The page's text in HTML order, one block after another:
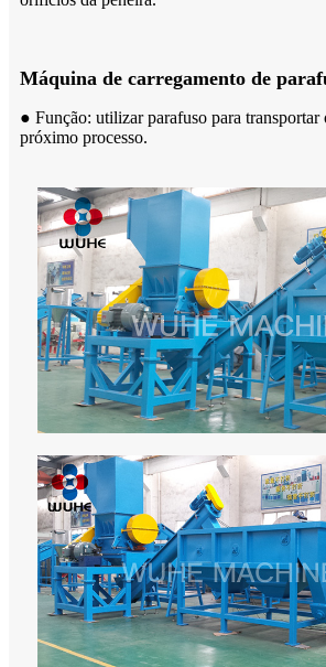
Máquina de carregamento de
● Função: utilizar parafuso para transportar
próximo processo.